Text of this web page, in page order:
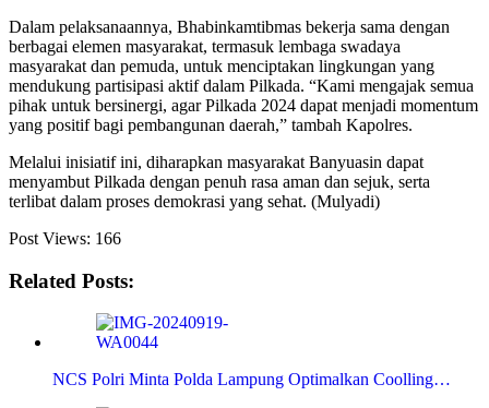
Dalam pelaksanaannya, Bhabinkamtibmas bekerja sama dengan
berbagai elemen masyarakat, termasuk lembaga swadaya
masyarakat dan pemuda, untuk menciptakan lingkungan yang
mendukung partisipasi aktif dalam Pilkada. “Kami mengajak semua
pihak untuk bersinergi, agar Pilkada 2024 dapat menjadi momentum
yang positif bagi pembangunan daerah,” tambah Kapolres.
Melalui inisiatif ini, diharapkan masyarakat Banyuasin dapat
menyambut Pilkada dengan penuh rasa aman dan sejuk, serta
terlibat dalam proses demokrasi yang sehat. (Mulyadi)
Post Views: 166
Related Posts:
NCS Polri Minta Polda Lampung Optimalkan Coolling…